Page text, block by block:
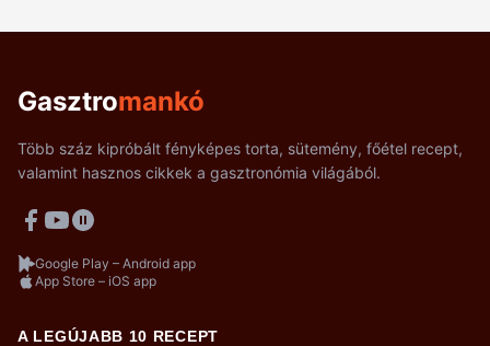
Gasztromankó
Több száz kipróbált fényképes torta, sütemény, főétel recept,
valamint hasznos cikkek a gasztronómia világából.
Google Play – Android app
App Store – iOS app
A LEGÚJABB 10 RECEPT